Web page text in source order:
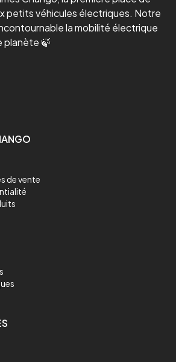
petits véhicules électriques. Notre
la mobilité électrique
planète 🍃
de vente